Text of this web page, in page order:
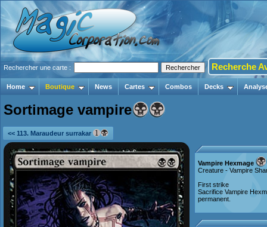
Rechercher une carte : Recherche
Home Boutique News Cartes Combos Decks
Sortimage vampire
<< 113. Maraudeur surrakar
Vampire Hexmage
Creature - Vampire
First strike
Sacrifice Vampire
permanent.